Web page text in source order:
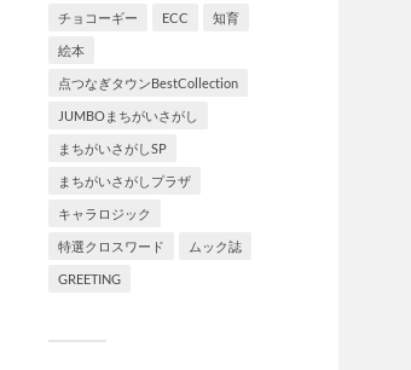
チョコーギー ECC 知育
絵本
点つなぎタウンBestCollection
JUMBOまちがいさがし
まちがいさがしSP
まちがいさがしプラザ
キャラロジック
特選クロスワード ムック誌
GREETING